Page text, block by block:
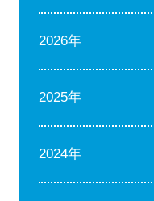
2026年
2025年
2024年